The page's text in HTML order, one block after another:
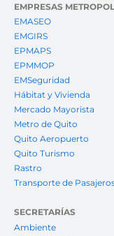
EMPRESAS
EMASEO
EMGIRS
EPMAPS
EPMMOP
EMSeguridad
Hábitat y Vivienda
Mercado Mayorista
Metro de Quito
Quito Aeropuerto
Quito Turismo
Rastro
Transporte de
SECRETARÍAS
Ambiente